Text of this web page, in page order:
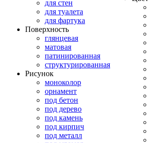
для стен
для туалета
для фартука
Поверхность
глянцевая
матовая
патинированная
структурированная
Рисунок
моноколор
орнамент
под бетон
под дерево
под камень
под кирпич
под металл